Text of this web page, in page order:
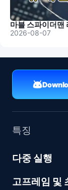
마블 스파이더맨
2026-08-07
특징
다중 실행
고프레임 및